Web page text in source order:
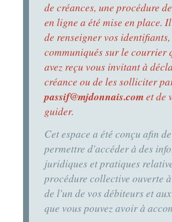
de créances, une procédure
en ligne a été mise en place.
de renseigner vos identifiants,
communiqués sur le courrier
avez reçu vous invitant à
créance ou de les solliciter
passif@mjdonnais.comet de
guider.
Cet espace a été conçu afin
permettre d'accéder à des
juridiques et pratiques
procédure collective ouverte
de l'un de vos débiteurs et
que vous pouvez avoir à